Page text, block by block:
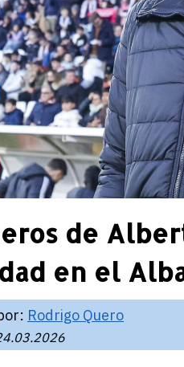
de
en el
Rodrigo Quero